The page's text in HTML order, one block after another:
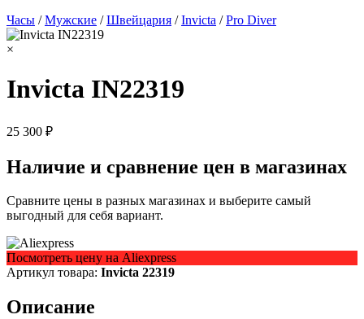
Часы /Мужские /Швейцария /Invicta /Pro Diver
×
Invicta IN22319
25 300 ₽
Наличие и сравнение цен в магазинах
Сравните цены в разных магазинах и выберите самый
выгодный для себя вариант.
Посмотреть цену на Aliexpress
Артикул товара: Invicta 22319
Описание